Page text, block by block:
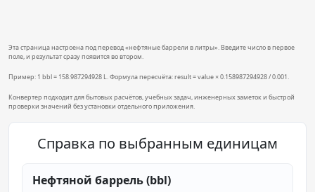
Эта страница настроена под перевод «нефтяные баррели в литры». Введите число в первое
поле, и результат сразу появится во втором.
Пример: 1 bbl = 158.987294928 L. Формула пересчёта: result = value × 0.158987294928 / 0.001.
Конвертер подходит для бытовых расчётов, учебных задач, инженерных заметок и быстрой
проверки значений без установки отдельного приложения.
Справка по выбранным единицам
Нефтяной баррель (bbl)